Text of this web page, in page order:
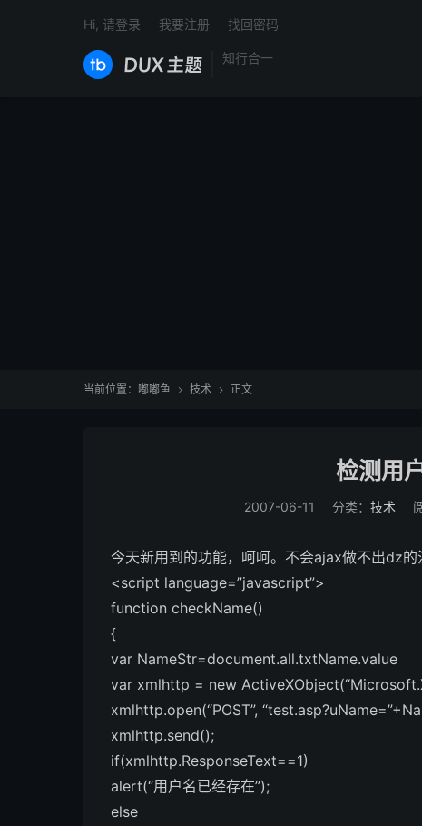
知行合一
Hi, 请登录 我要注册 找回密码
当前位置： 嘟嘟鱼  技术  正文
检测用
2007-06-11 分类： 技术
今天新用到的功能，呵呵。不会ajax做不出dz的
<script language=”javascript”>
function checkName()
{
var NameStr=document.all.txtName.value
var xmlhttp = new
xmlhttp.open(“POST”,
xmlhttp.send();
if(xmlhttp.ResponseText==1)
alert(“用户名已经存在”);
else